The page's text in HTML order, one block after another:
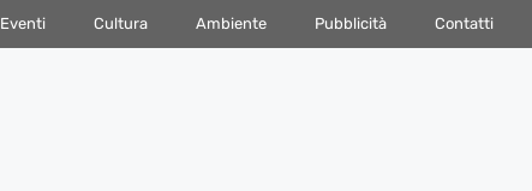
Eventi Cultura Ambiente Pubblicità Contatti